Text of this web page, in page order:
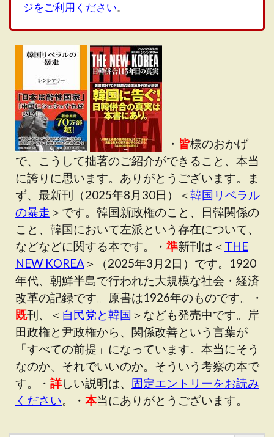
ジをご利用ください。
・ 皆様のおかげ
で、こうして拙著のご紹介ができること、本当
に誇りに思います。ありがとうございます。ま
ず、最新刊（2025年8月30日）＜韓国リベラル
の暴走 ＞です。韓国新政権のこと、日韓関係の
こと、韓国において左派という存在について、
などなどに関する本です。・ 準新刊は＜ THE
NEW KOREA＞（2025年3月2日）です。1920
年代、朝鮮半島で行われた大規模な社会・経済
改革の記録です。原書は1926年のものです。・
既刊、＜ 自民党と韓国 ＞なども発売中です。岸
田政権と尹政権から、関係改善という言葉が
「すべての前提」になっています。本当にそう
なのか、それでいいのか。そういう考察の本で
す。・ 詳しい説明は、 固定エントリーをお読み
ください。・ 本当にありがとうございます。